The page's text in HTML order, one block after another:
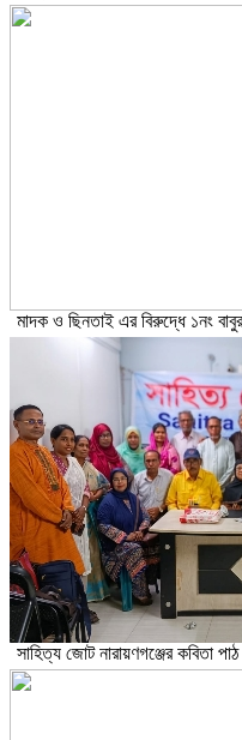
মাদক ও ছিনতাই এর বিরুদ্ধে ১নং
সাহিত্য জোট নারায়ণগঞ্জের কবিতা